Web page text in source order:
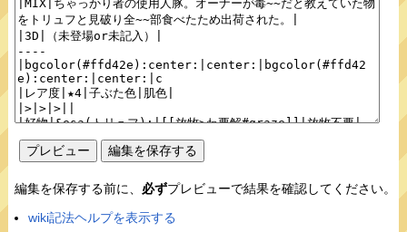
編集を保存する前に、 必ずプレビューで結果を確認してください。
wiki記法ヘルプを表示する